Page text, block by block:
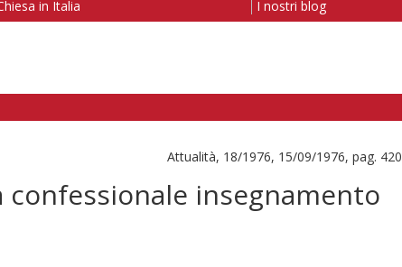
in Italia I nostri blog
Attualità, 18/1976, 15/09/1976, pag. 420
confessionale insegnamento